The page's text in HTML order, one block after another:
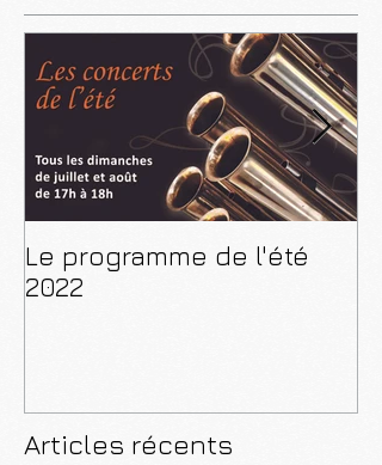
Le programme de l'été
2022
Articles récents